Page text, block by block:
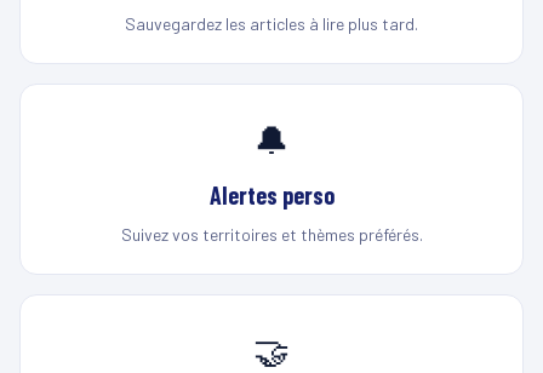
Sauvegardez les articles à lire plus tard.
🔔
Alertes perso
Suivez vos territoires et thèmes préférés.
🤝